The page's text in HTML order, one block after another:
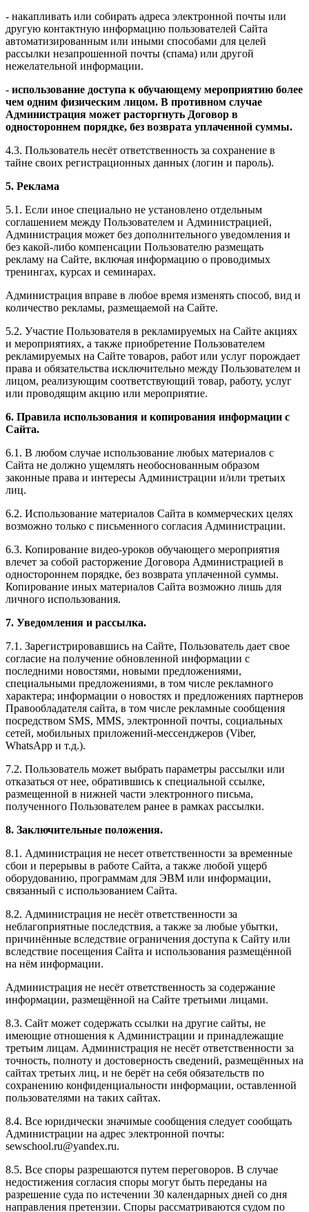
- накапливать или собирать адреса электронной почты или
другую контактную информацию пользователей Сайта
автоматизированным или иными способами для целей
рассылки незапрошенной почты (спама) или другой
нежелательной информации.
- использование доступа к обучающему мероприятию более
чем одним физическим лицом. В противном случае
Администрация может расторгнуть Договор в
одностороннем порядке, без возврата уплаченной суммы.
4.3. Пользователь несёт ответственность за сохранение в
тайне своих регистрационных данных (логин и пароль).
5. Реклама
5.1. Если иное специально не установлено отдельным
соглашением между Пользователем и Администрацией,
Администрация может без дополнительного уведомления и
без какой-либо компенсации Пользователю размещать
рекламу на Сайте, включая информацию о проводимых
тренингах, курсах и семинарах.
Администрация вправе в любое время изменять способ, вид и
количество рекламы, размещаемой на Сайте.
5.2. Участие Пользователя в рекламируемых на Сайте акциях
и мероприятиях, а также приобретение Пользователем
рекламируемых на Сайте товаров, работ или услуг порождает
права и обязательства исключительно между Пользователем и
лицом, реализующим соответствующий товар, работу, услуг
или проводящим акцию или мероприятие.
6. Правила использования и копирования информации с
Сайта.
6.1. В любом случае использование любых материалов с
Сайта не должно ущемлять необоснованным образом
законные права и интересы Администрации и/или третьих
лиц.
6.2. Использование материалов Сайта в коммерческих целях
возможно только с письменного согласия Администрации.
6.3. Копирование видео-уроков обучающего мероприятия
влечет за собой расторжение Договора Администрацией в
одностороннем порядке, без возврата уплаченной суммы.
Копирование иных материалов Сайта возможно лишь для
личного использования.
7. Уведомления и рассылка.
7.1. Зарегистрировавшись на Сайте, Пользователь дает свое
согласие на получение обновленной информации с
последними новостями, новыми предложениями,
специальными предложениями, в том числе рекламного
характера; информации о новостях и предложениях партнеров
Правообладателя сайта, в том числе рекламные сообщения
посредством SMS, MMS, электронной почты, социальных
сетей, мобильных приложений-мессенджеров (Viber,
WhatsApp и т.д.).
7.2. Пользователь может выбрать параметры рассылки или
отказаться от нее, обратившись к специальной ссылке,
размещенной в нижней части электронного письма,
полученного Пользователем ранее в рамках рассылки.
8. Заключительные положения.
8.1. Администрация не несет ответственности за временные
сбои и перерывы в работе Сайта, а также любой ущерб
оборудованию, программам для ЭВМ или информации,
связанный с использованием Сайта.
8.2. Администрация не несёт ответственности за
неблагоприятные последствия, а также за любые убытки,
причинённые вследствие ограничения доступа к Сайту или
вследствие посещения Сайта и использования размещённой
на нём информации.
Администрация не несёт ответственность за содержание
информации, размещённой на Сайте третьими лицами.
8.3. Сайт может содержать ссылки на другие сайты, не
имеющие отношения к Администрации и принадлежащие
третьим лицам. Администрация не несёт ответственности за
точность, полноту и достоверность сведений, размещённых на
сайтах третьих лиц, и не берёт на себя обязательств по
сохранению конфиденциальности информации, оставленной
пользователями на таких сайтах.
8.4. Все юридически значимые сообщения следует сообщать
Администрации на адрес электронной почты:
sewschool.ru@yandex.ru.
8.5. Все споры разрешаются путем переговоров. В случае
недостижения согласия споры могут быть переданы на
разрешение суда по истечении 30 календарных дней со дня
направления претензии. Споры рассматриваются судом по